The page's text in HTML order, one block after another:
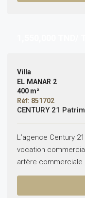
Villa
EL MANAR 2
400 m²
Réf: 851702
CENTURY 21
L’agence Century
vocation
artère commerciale
proximité de la